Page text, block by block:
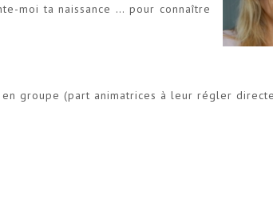
moi ta naissance … pour connaître
groupe (part animatrices à leur régler